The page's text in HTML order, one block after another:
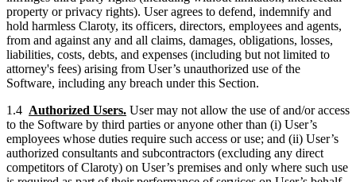
property or privacy rights). User agrees to defend, indemnify and
hold harmless Claroty, its officers, directors, employees and agents,
from and against any and all claims, damages, obligations, losses,
liabilities, costs, debts, and expenses (including but not limited to
attorney's fees) arising from User’s unauthorized use of the
Software, including any breach under this Section.
1.4 Authorized Users. User may not allow the use of and/or access
to the Software by third parties or anyone other than (i) User’s
employees whose duties require such access or use; and (ii) User’s
authorized consultants and subcontractors (excluding any direct
competitors of Claroty) on User’s premises and only where such use